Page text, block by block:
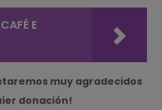
E
muy agradecidos
donación!